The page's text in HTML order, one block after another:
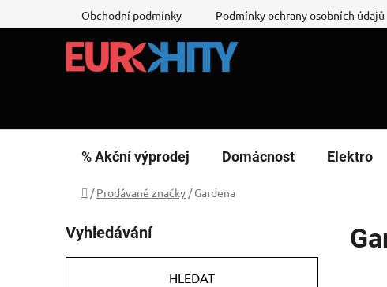
na
Obchodní podmínky Podmínky ochrany osobních údajů
% Akční výprodej Domácnost Elektro
Domů
/ Prodávané značky / Gardena
o
s
Vyhledávání
HLEDAT